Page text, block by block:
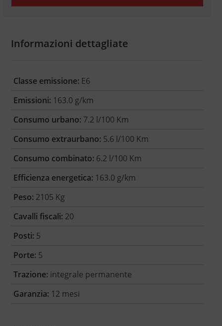
Informazioni dettagliate
Classe emissione: E6
Emissioni: 163.0 g/km
Consumo urbano: 7.2 l/100 Km
Consumo extraurbano: 5.6 l/100 Km
Consumo combinato: 6.2 l/100 Km
Efficienza energetica: 163.0 g/km
Peso: 2105 Kg
Cavalli fiscali: 20
Posti: 5
Porte: 5
Trazione: integrale permanente
Garanzia: 12 mesi